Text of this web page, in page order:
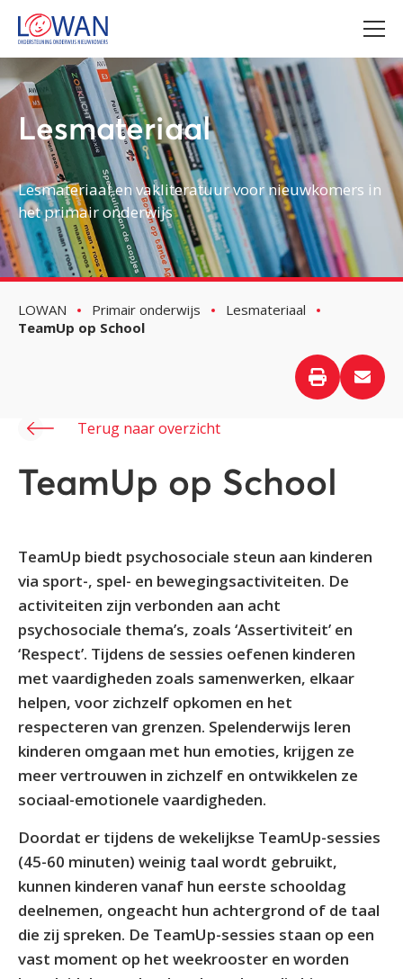
Lesmateriaal
Lesmateriaal en vakliteratuur voor nieuwkomers in
het primair onderwijs
LOWAN Primair onderwijs
Lesmateriaal
TeamUp op School
Terug naar overzicht
TeamUp op School
TeamUp biedt psychosociale steun aan kinderen
via sport-, spel- en bewegingsactiviteiten. De
activiteiten zijn verbonden aan acht
psychosociale thema’s, zoals ‘Assertiviteit’ en
‘Respect’. Tijdens de sessies oefenen kinderen
met vaardigheden zoals samenwerken, elkaar
helpen, voor zichzelf opkomen en het
respecteren van grenzen. Spelenderwijs leren
kinderen omgaan met hun emoties, krijgen ze
meer vertrouwen in zichzelf en ontwikkelen ze
sociaal-emotionele vaardigheden.
Doordat er tijdens de wekelijkse TeamUp-sessies
(45-60 minuten) weinig taal wordt gebruikt,
kunnen kinderen vanaf hun eerste schooldag
deelnemen, ongeacht hun achtergrond of de taal
die zij spreken. De TeamUp-sessies staan op een
vast moment op het weekrooster en worden